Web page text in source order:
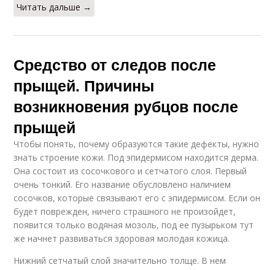
Читать дальше →
Средство от следов после
прыщей. Причины
возникновения рубцов после
прыщей
Чтобы понять, почему образуются такие дефекты, нужно
знать строение кожи. Под эпидермисом находится дерма.
Она состоит из сосочкового и сетчатого слоя. Первый
очень тонкий. Его название обусловлено наличием
сосочков, которые связывают его с эпидермисом. Если он
будет поврежден, ничего страшного не произойдет,
появится только водяная мозоль, под ее пузырьком тут
же начнет развиваться здоровая молодая кожица.
Нижний сетчатый слой значительно толще. В нем